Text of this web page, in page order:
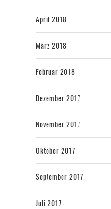
April 2018
März 2018
Februar 2018
Dezember 2017
November 2017
Oktober 2017
September 2017
Juli 2017